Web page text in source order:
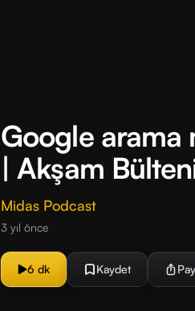
Google arama
| Akşam
Midas Podcast
3 yıl önce
6 dk Kaydet